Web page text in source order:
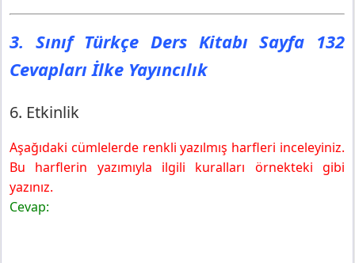
3. Sınıf Türkçe Ders Kitabı Sayfa 132
Cevapları İlke Yayıncılık
6. Etkinlik
Aşağıdaki cümlelerde renkli yazılmış harfleri inceleyiniz.
Bu harflerin yazımıyla ilgili kuralları örnekteki gibi
yazınız.
Cevap: